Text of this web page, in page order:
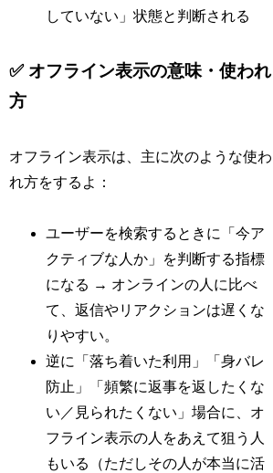
していない」状態と判断される
✅ オフライン表示の意味・使われ
方
オフライン表示は、主に次のような使わ
れ方をするよ：
ユーザーを検索するときに「今ア
クティブな人か」を判断する指標
になる → オンラインの人に比べ
て、返信やリアクションは遅くな
りやすい。
逆に「落ち着いた利用」「身バレ
防止」「頻繁に返事を返したくな
い／見られたくない」場合に、オ
フライン表示の人をあえて狙う人
もいる（ただしその人が本当に活